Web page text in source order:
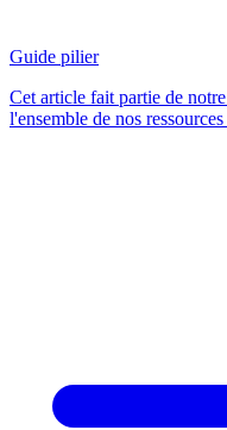
Guide pilier
Cet article fait partie de notre
l'ensemble de nos